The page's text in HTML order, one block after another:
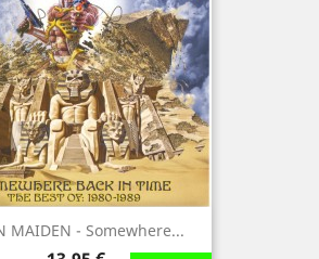
MAIDEN - Somewhere...